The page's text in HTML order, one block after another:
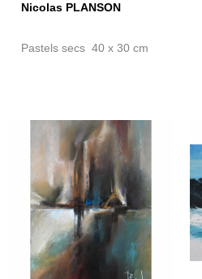
Nicolas PLANSON
Pastels secs 40 x 30 cm